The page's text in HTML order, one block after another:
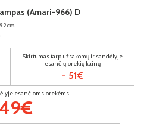
(Amari-966) D
Skirtumas tarp užsakomų ir sandėlyje
esančių prekių kainų
- 51€
esančioms prekėms